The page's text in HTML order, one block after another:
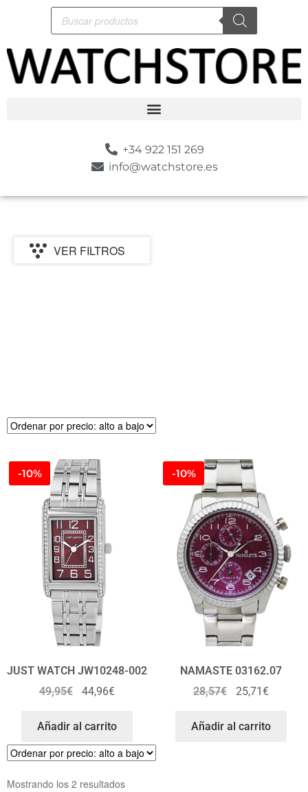
+34 922 151 269
info@watchstore.es
VER FILTROS
-10%
JUST WATCH JW10248-002
49,95€ 44,96€
Añadir al carrito
-10%
NAMASTE 03162.07
28,57€ 25,71€
Añadir al carrito
Mostrando los 2 resultados